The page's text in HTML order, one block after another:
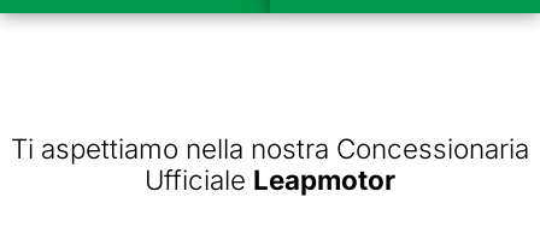
Ti aspettiamo nella nostra Concessionaria
Ufficiale Leapmotor